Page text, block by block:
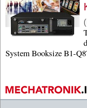
System Booksize B1-